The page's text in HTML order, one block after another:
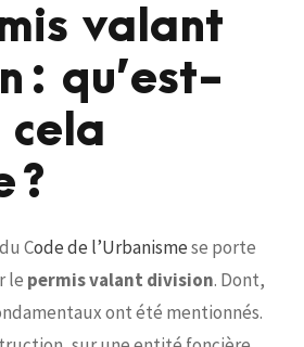
valant
: qu’est-
cela
?
Code de l’Urbanismese porte
le permis valant division. Dont,
ont été mentionnés.